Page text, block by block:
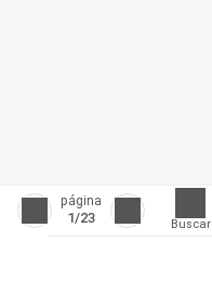
página
1/23 Buscar